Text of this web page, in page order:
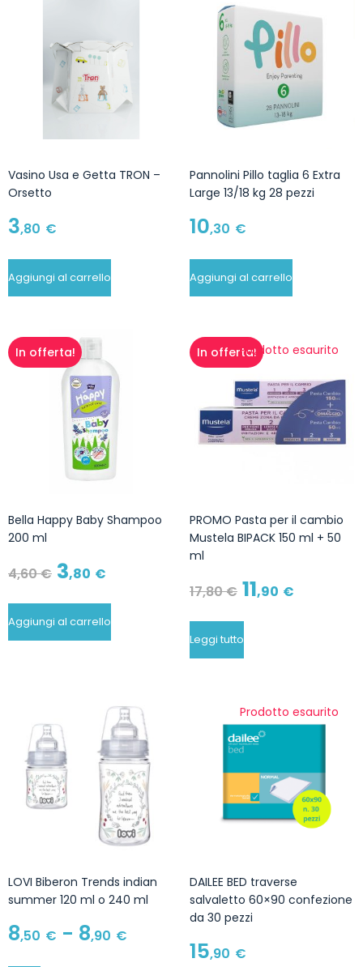
Vasino Usa e Getta TRON –
Orsetto
3,80 €
Aggiungi al carrello
Pannolini Pillo taglia 6 Extra
Large 13/18 kg 28 pezzi
10,30 €
Aggiungi al carrello
In offerta!
Bella Happy Baby Shampoo
200 ml
4,60€ 3,80 €
Aggiungi al carrello
In offerta!Prodotto esaurito
PROMO Pasta per il cambio
Mustela BIPACK 150 ml + 50
ml
17,80€ 11,90 €
Leggi tutto
LOVI Biberon Trends indian
summer 120 ml o 240 ml
8,50 € - 8,90 €
Prodotto esaurito
DAILEE BED traverse
salvaletto 60×90 confezione
da 30 pezzi
15,90 €